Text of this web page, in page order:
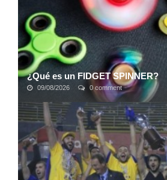
¿Qué es un FIDGET SPINNER?
09/08/2026 0 comment
Se llama fidget spinner (algo así como
dispositivo es la última tendencia en el
realidad tiene una historia ...